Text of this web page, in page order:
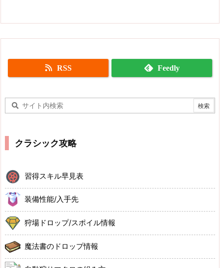
RSS Feedly
クラシック攻略
習得スキル早見表
装備性能/入手先
狩場ドロップ/スポイル情報
魔法書のドロップ情報